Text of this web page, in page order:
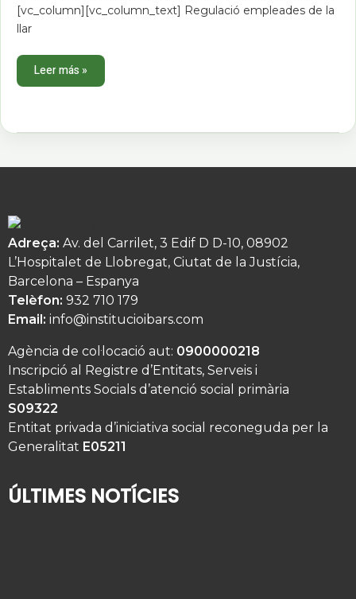
[vc_column][vc_column_text] Regulació empleades de la
llar
Leer más »
Adreça: Av. del Carrilet, 3 Edif D D-10, 08902
L’Hospitalet de Llobregat, Ciutat de la Justícia,
Barcelona – Espanya
Telèfon: 932 710 179
Email: info@institucioibars.com
Agència de col·locació aut: 0900000218
Inscripció al Registre d’Entitats, Serveis i
Establiments Socials d’atenció social primària
S09322
Entitat privada d’iniciativa social reconeguda per la
Generalitat E05211
ÚLTIMES NOTÍCIES